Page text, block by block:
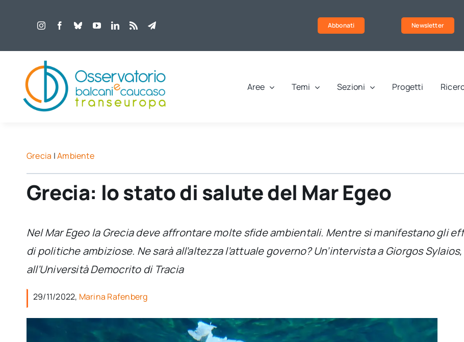
Abbonati Newsletter
Aree Temi Sezioni Progetti
Grecia |Ambiente
Grecia: lo stato di salute del Mar Egeo
Nel Mar Egeo la Grecia deve affrontare molte sfide ambientali. Mentre si manifestano gli
di politiche ambiziose. Ne sarà all’altezza l’attuale governo? Un’intervista a Giorgos
all’Università Democrito di Tracia
29/11/2022, Marina Rafenberg